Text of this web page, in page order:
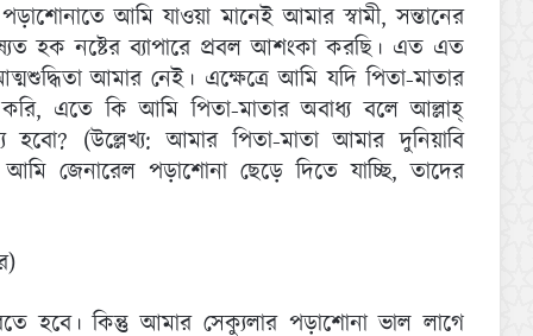
আমি যাওয়া মানেই আমার স্বামী, সন্তানের
হক নষ্টের ব্যাপারে প্রবল আশংকা করছি। এত এত
আমার নেই। এক্ষেত্রে আমি যদি পিতা-মাতার
এতে কি আমি পিতা-মাতার অবাধ্য বলে আল্লাহ্
(উল্লেখ্য: আমার পিতা-মাতা আমার দুনিয়াবি
জেনারেল পড়াশোনা ছেড়ে দিতে যাচ্ছি, তাদের
হবে। কিন্তু আমার সেক্যুলার পড়াশোনা ভাল লাগে